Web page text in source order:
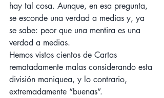
hay tal cosa. Aunque, en esa pregunta,
se esconde una verdad a medias y, ya
se sabe: peor que una mentira es una
verdad a medias.
Hemos vistos cientos de Cartas
rematadamente malas considerando esta
división maniquea, y lo contrario,
extremadamente “buenas”.